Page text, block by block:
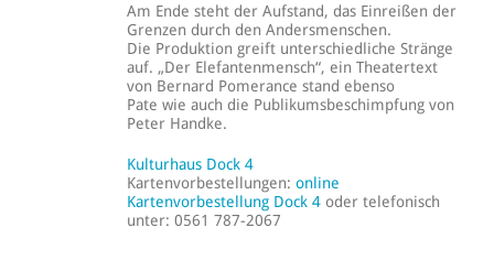
Am Ende steht der Aufstand, das Einreißen der
Grenzen durch den Andersmenschen.
Die Produktion greift unterschiedliche Stränge
auf. „Der Elefantenmensch“, ein Theatertext
von Bernard Pomerance stand ebenso
Pate wie auch die Publikumsbeschimpfung von
Peter Handke.
Kulturhaus Dock 4
Kartenvorbestellungen:online
Kartenvorbestellung Dock 4 oder telefonisch
unter: 0561 787-2067